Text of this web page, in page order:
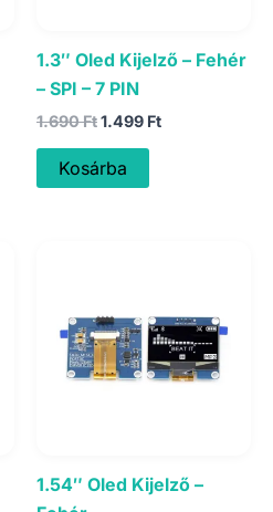
1.3″ Oled Kijelző – Fehér
– SPI – 7 PIN
1.690FtOriginal
was:
1.690 Ft.
1.499 FtCurrent
Kosárba
1.54″ Oled Kijelző –